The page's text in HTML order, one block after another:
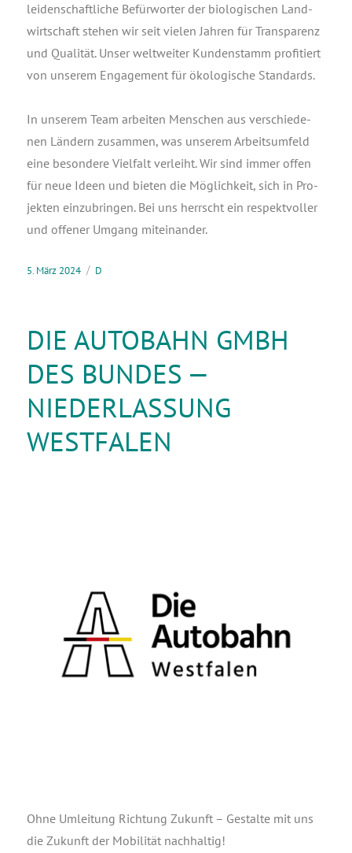
lei­den­schaft­li­che Befür­wor­ter der bio­lo­gi­schen Land­
wirt­schaft ste­hen wir seit vie­len Jah­ren für Trans­pa­renz
und Qua­li­tät. Unser welt­wei­ter Kun­den­stamm pro­fi­tiert
von unse­rem Enga­ge­ment für öko­lo­gi­sche Stan­dards.
In unse­rem Team arbei­ten Men­schen aus ver­schie­de­
nen Län­dern zusam­men, was unse­rem Arbeits­um­feld
eine beson­de­re Viel­falt ver­leiht. Wir sind immer offen
für neue Ideen und bie­ten die Mög­lich­keit, sich in Pro­
jek­ten ein­zu­brin­gen. Bei uns herrscht ein respekt­vol­ler
und offe­ner Umgang miteinander.
5. März 2024 D
DIE AUTOBAHN GMBH
DES BUNDES —
NIEDERLASSUNG
WESTFALEN
Ohne Umlei­tung Rich­tung Zukunft – Gestal­te mit uns
die Zukunft der Mobi­li­tät nachhaltig!